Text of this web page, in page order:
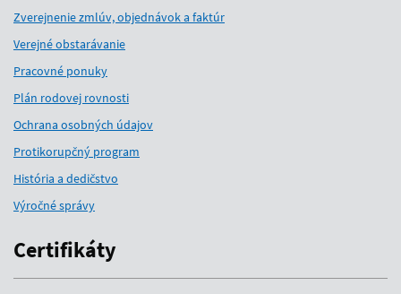
Zverejnenie zmlúv, objednávok a faktúr
Verejné obstarávanie
Pracovné ponuky
Plán rodovej rovnosti
Ochrana osobných údajov
Protikorupčný program
História a dedičstvo
Výročné správy
Certifikáty